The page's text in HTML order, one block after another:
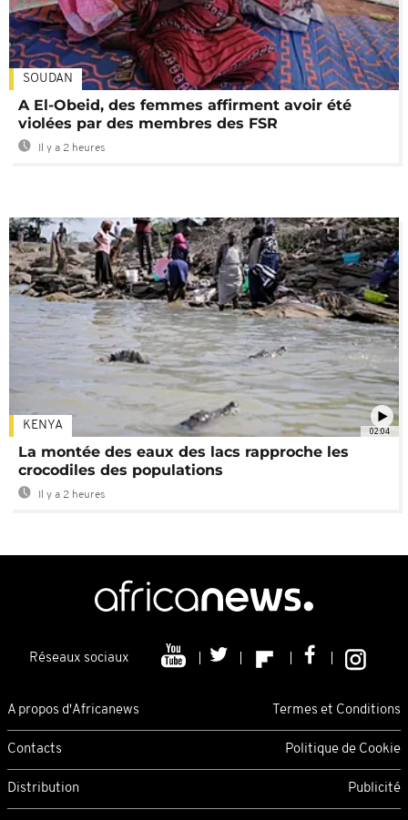
SOUDAN
A El-Obeid, des femmes affirment avoir été
violées par des membres des FSR
Il y a 2 heures
02:04
KENYA
La montée des eaux des lacs rapproche les
crocodiles des populations
Il y a 2 heures
Réseaux sociaux
A propos d'Africanews Termes et Conditions
Contacts Politique de Cookie
Distribution Publicité